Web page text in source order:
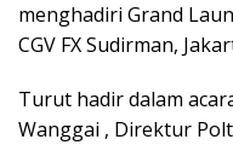
menghadiri Grand
CGV FX Sudirman,
Turut hadir dalam
Wanggai , Direktur